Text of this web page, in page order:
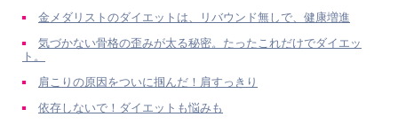
金メダリストのダイエットは、リバウンド無しで、健康増進
気づかない骨格の歪みが太る秘密。たったこれだけでダイエッ
ト。
肩こりの原因をついに掴んだ！肩すっきり
依存しないで！ダイエットも悩みも